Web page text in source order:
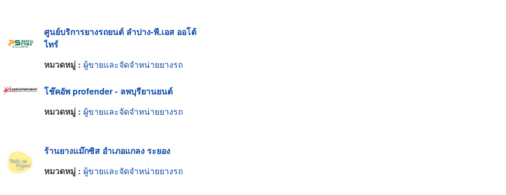
ศูนย์บริการยางรถยนต์ ลำปาง-พี.เอส ออโต้
ไทร์
หมวดหมู่ : ผู้ขายและจัดจำหน่ายยางรถ
โช๊คอัพ profender - ลพบุรียานยนต์
หมวดหมู่ : ผู้ขายและจัดจำหน่ายยางรถ
ร้านยางแม๊กซิส อำเภอแกลง ระยอง
หมวดหมู่ : ผู้ขายและจัดจำหน่ายยางรถ